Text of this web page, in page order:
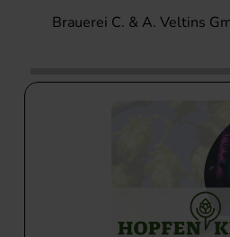
Brauerei C. & A. Veltins